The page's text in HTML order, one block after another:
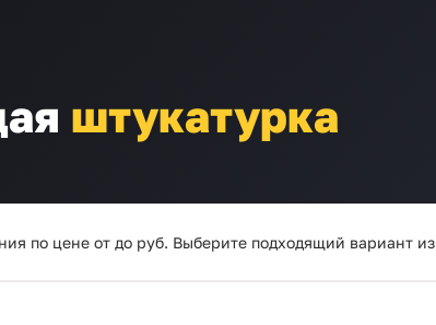
штукатурка
по цене от до руб. Выберите подходящий вариант из